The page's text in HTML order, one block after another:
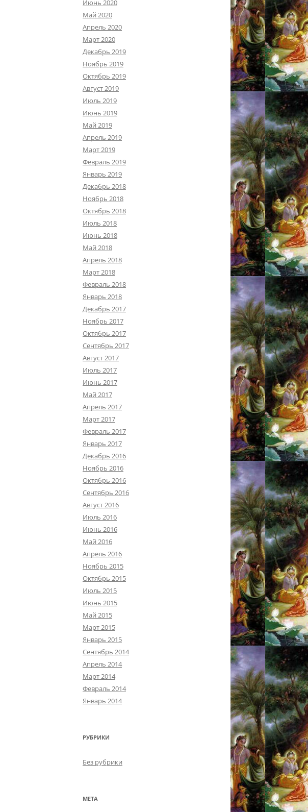
Июнь 2020
Май 2020
Апрель 2020
Март 2020
Декабрь 2019
Ноябрь 2019
Октябрь 2019
Август 2019
Июль 2019
Июнь 2019
Май 2019
Апрель 2019
Март 2019
Февраль 2019
Январь 2019
Декабрь 2018
Ноябрь 2018
Октябрь 2018
Июль 2018
Июнь 2018
Май 2018
Апрель 2018
Март 2018
Февраль 2018
Январь 2018
Декабрь 2017
Ноябрь 2017
Октябрь 2017
Сентябрь 2017
Август 2017
Июль 2017
Июнь 2017
Май 2017
Апрель 2017
Март 2017
Февраль 2017
Январь 2017
Декабрь 2016
Ноябрь 2016
Октябрь 2016
Сентябрь 2016
Август 2016
Июль 2016
Июнь 2016
Май 2016
Апрель 2016
Ноябрь 2015
Октябрь 2015
Июль 2015
Июнь 2015
Май 2015
Март 2015
Январь 2015
Сентябрь 2014
Апрель 2014
Март 2014
Февраль 2014
Январь 2014
РУБРИКИ
Без рубрики
МЕТА